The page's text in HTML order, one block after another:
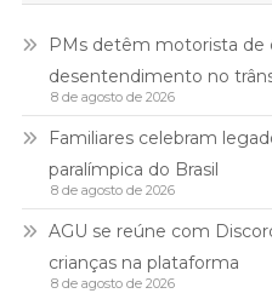
PMs detêm motorista de
desentendimento no
8 de agosto de 2026
Familiares celebram
paralímpica do Brasil
8 de agosto de 2026
AGU se reúne com
crianças na plataforma
8 de agosto de 2026